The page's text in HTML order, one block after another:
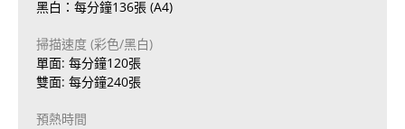
黑白：每分鐘136張 (A4)
掃描速度 (彩色/黑白)
單面: 每分鐘120張
雙面: 每分鐘240張
預熱時間